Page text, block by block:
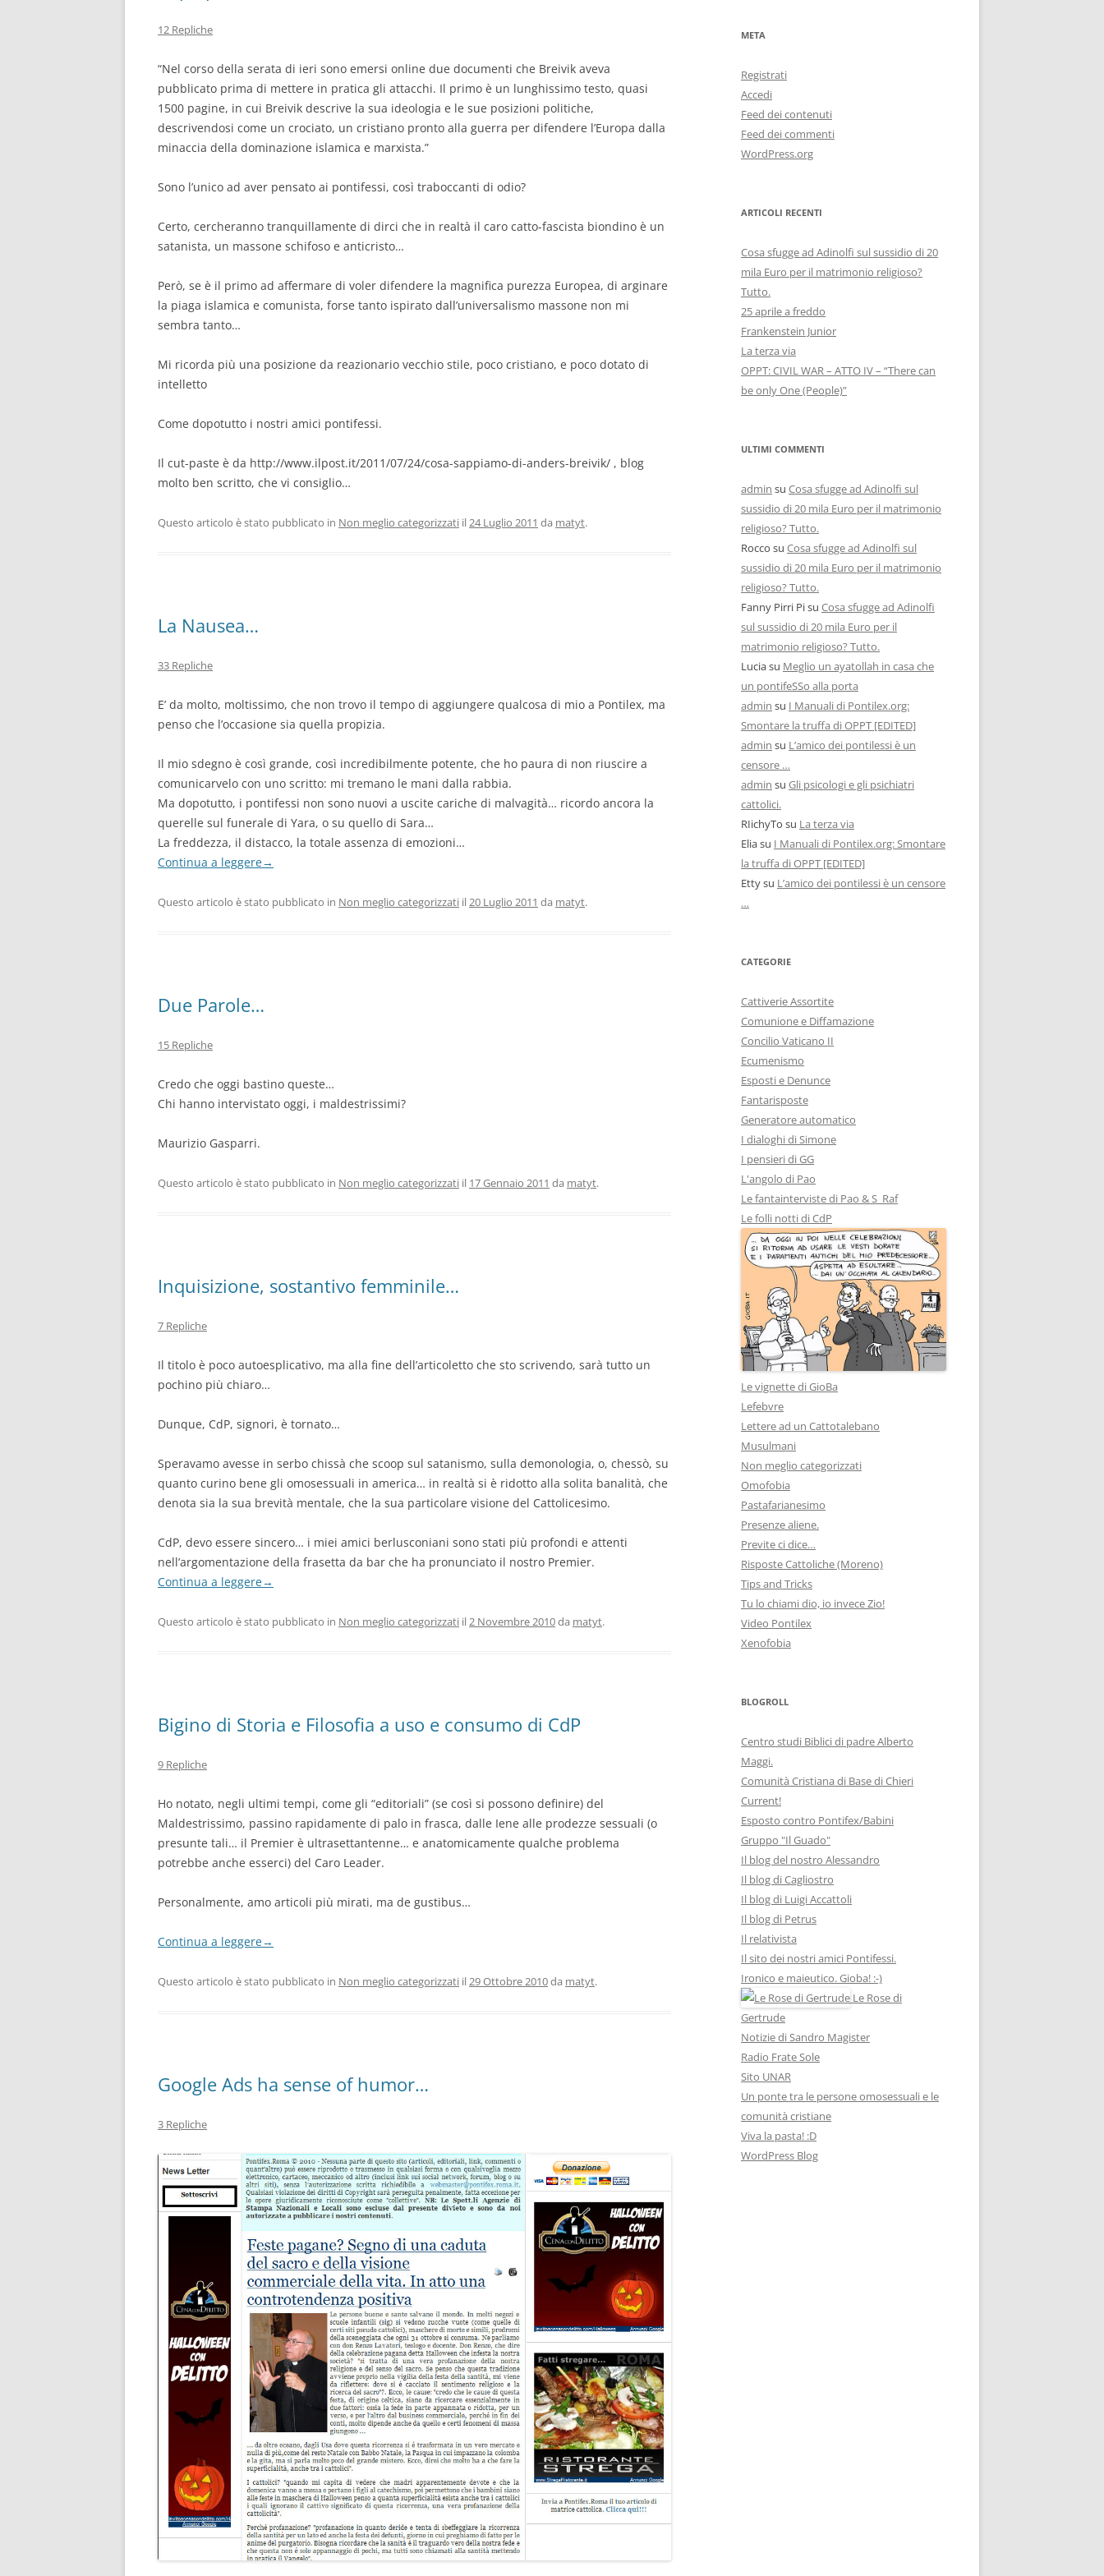
12 Repliche
“Nel corso della serata di ieri sono emersi online due documenti che Breivik aveva
pubblicato prima di mettere in pratica gli attacchi. Il primo è un lunghissimo testo, quasi
1500 pagine, in cui Breivik descrive la sua ideologia e le sue posizioni politiche,
descrivendosi come un crociato, un cristiano pronto alla guerra per difendere l’Europa dalla
minaccia della dominazione islamica e marxista.”
Sono l’unico ad aver pensato ai pontifessi, così traboccanti di odio?
Certo, cercheranno tranquillamente di dirci che in realtà il caro catto-fascista biondino è un
satanista, un massone schifoso e anticristo…
Però, se è il primo ad affermare di voler difendere la magnifica purezza Europea, di arginare
la piaga islamica e comunista, forse tanto ispirato dall’universalismo massone non mi
sembra tanto…
Mi ricorda più una posizione da reazionario vecchio stile, poco cristiano, e poco dotato di
intelletto
Come dopotutto i nostri amici pontifessi.
Il cut-paste è da http://www.ilpost.it/2011/07/24/cosa-sappiamo-di-anders-breivik/ , blog
molto ben scritto, che vi consiglio…
Questo articolo è stato pubblicato in Non meglio categorizzati il24 Luglio 2011 da matyt.
La Nausea…
33 Repliche
E’ da molto, moltissimo, che non trovo il tempo di aggiungere qualcosa di mio a Pontilex, ma
penso che l’occasione sia quella propizia.
Il mio sdegno è così grande, così incredibilmente potente, che ho paura di non riuscire a
comunicarvelo con uno scritto: mi tremano le mani dalla rabbia.
Ma dopotutto, i pontifessi non sono nuovi a uscite cariche di malvagità… ricordo ancora la
querelle sul funerale di Yara, o su quello di Sara…
La freddezza, il distacco, la totale assenza di emozioni…
Continua a leggere→
Questo articolo è stato pubblicato in Non meglio categorizzati il20 Luglio 2011 da matyt.
Due Parole…
15 Repliche
Credo che oggi bastino queste…
Chi hanno intervistato oggi, i maldestrissimi?
Maurizio Gasparri.
Questo articolo è stato pubblicato in Non meglio categorizzati il 17 Gennaio 2011 da matyt.
Inquisizione, sostantivo femminile…
7 Repliche
Il titolo è poco autoesplicativo, ma alla fine dell’articoletto che sto scrivendo, sarà tutto un
pochino più chiaro…
Dunque, CdP, signori, è tornato…
Speravamo avesse in serbo chissà che scoop sul satanismo, sulla demonologia, o, chessò, su
quanto curino bene gli omosessuali in america… in realtà si è ridotto alla solita banalità, che
denota sia la sua brevità mentale, che la sua particolare visione del Cattolicesimo.
CdP, devo essere sincero… i miei amici berlusconiani sono stati più profondi e attenti
nell’argomentazione della frasetta da bar che ha pronunciato il nostro Premier.
Continua a leggere→
Questo articolo è stato pubblicato in Non meglio categorizzati il2 Novembre 2010da matyt.
Bigino di Storia e Filosofia a uso e consumo di CdP
9 Repliche
Ho notato, negli ultimi tempi, come gli “editoriali” (se così si possono definire) del
Maldestrissimo, passino rapidamente di palo in frasca, dalle Iene alle prodezze sessuali (o
presunte tali… il Premier è ultrasettantenne… e anatomicamente qualche problema
potrebbe anche esserci) del Caro Leader.
Personalmente, amo articoli più mirati, ma de gustibus…
Continua a leggere→
Questo articolo è stato pubblicato in Non meglio categorizzati il29 Ottobre 2010da matyt.
Google Ads ha sense of humor…
3 Repliche
META
Registrati
Accedi
Feed dei contenuti
Feed dei commenti
WordPress.org
ARTICOLI RECENTI
Cosa sfugge ad Adinolfi sul sussidio di 20
mila Euro per il matrimonio religioso?
Tutto.
25 aprile a freddo
Frankenstein Junior
La terza via
OPPT: CIVIL WAR – ATTO IV – “There can
be only One (People)”
ULTIMI COMMENTI
admin su Cosa sfugge ad Adinolfi sul
sussidio di 20 mila Euro per il matrimonio
religioso? Tutto.
Rocco su Cosa sfugge ad Adinolfi sul
sussidio di 20 mila Euro per il matrimonio
religioso? Tutto.
Fanny Pirri Pisu Cosa sfugge ad Adinolfi
sul sussidio di 20 mila Euro per il
matrimonio religioso? Tutto.
Luciasu Meglio un ayatollah in casa che
un pontifeSSo alla porta
admin su I Manuali di Pontilex.org:
Smontare la truffa di OPPT [EDITED]
admin su L’amico dei pontilessi è un
censore …
admin su Gli psicologi e gli psichiatri
cattolici.
RIichyTo su La terza via
Eliasu I Manuali di Pontilex.org: Smontare
la truffa di OPPT [EDITED]
Ettysu L’amico dei pontilessi è un censore
…
CATEGORIE
Cattiverie Assortite
Comunione e Diffamazione
Concilio Vaticano II
Ecumenismo
Esposti e Denunce
Fantarisposte
Generatore automatico
I dialoghi di Simone
I pensieri di GG
L'angolo di Pao
Le fantainterviste di Pao & S_Raf
Le folli notti di CdP
Le vignette di GioBa
Lefebvre
Lettere ad un Cattotalebano
Musulmani
Non meglio categorizzati
Omofobia
Pastafarianesimo
Presenze aliene.
Previte ci dice…
Risposte Cattoliche (Moreno)
Tips and Tricks
Tu lo chiami dio, io invece Zio!
Video Pontilex
Xenofobia
BLOGROLL
Centro studi Biblici di padre Alberto
Maggi.
Comunità Cristiana di Base di Chieri
Current!
Esposto contro Pontifex/Babini
Gruppo "Il Guado"
Il blog del nostro Alessandro
Il blog di Cagliostro
Il blog di Luigi Accattoli
Il blog di Petrus
Il relativista
Il sito dei nostri amici Pontifessi.
Ironico e maieutico. Gioba! :-)
Le Rose di
Gertrude
Notizie di Sandro Magister
Radio Frate Sole
Sito UNAR
Un ponte tra le persone omosessuali e le
comunità cristiane
Viva la pasta! :D
WordPress Blog